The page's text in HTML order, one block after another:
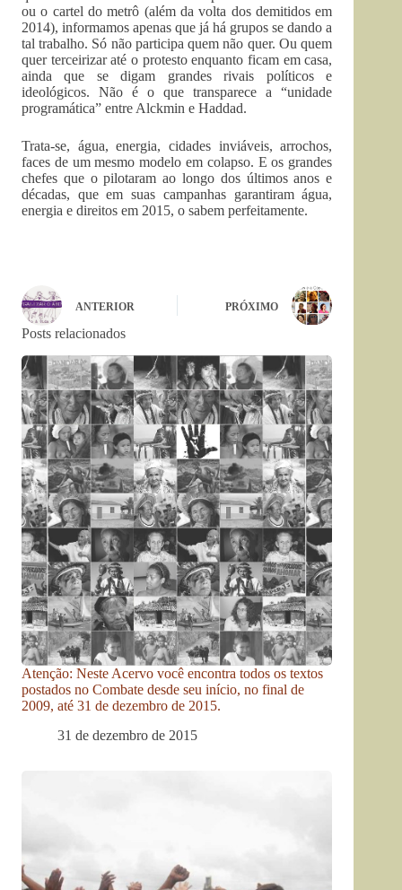
ou o cartel do metrô (além da volta dos demitidos em
2014), informamos apenas que já há grupos se dando a
tal trabalho. Só não participa quem não quer. Ou quem
quer terceirizar até o protesto enquanto ficam em casa,
ainda que se digam grandes rivais políticos e
ideológicos. Não é o que transparece a “unidade
programática” entre Alckmin e Haddad.
Trata-se, água, energia, cidades inviáveis, arrochos,
faces de um mesmo modelo em colapso. E os grandes
chefes que o pilotaram ao longo dos últimos anos e
décadas, que em suas campanhas garantiram água,
energia e direitos em 2015, o sabem perfeitamente.
ANTERIOR PRÓXIMO
Posts relacionados
Atenção: Neste Acervo você encontra todos os textos
postados no Combate desde seu início, no final de
2009, até 31 de dezembro de 2015.
31 de dezembro de 2015